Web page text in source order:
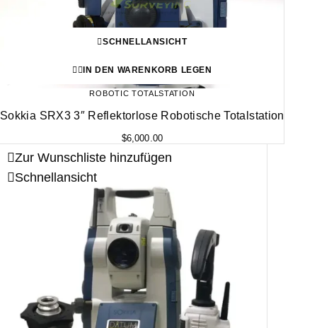
SCHNELLANSICHT
IN DEN WARENKORB LEGEN
ROBOTIC TOTALSTATION
Sokkia SRX3 3″ Reflektorlose Robotische Totalstation
$6,000.00
Zur Wunschliste hinzufügen
Schnellansicht